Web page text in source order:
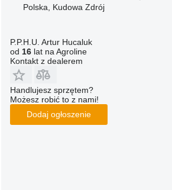
Polska, Kudowa Zdrój
P.P.H.U. Artur Hucaluk
od 16lat na Agroline
Kontakt z dealerem
Handlujesz sprzętem?
Możesz robić to z nami!
Dodaj ogłoszenie